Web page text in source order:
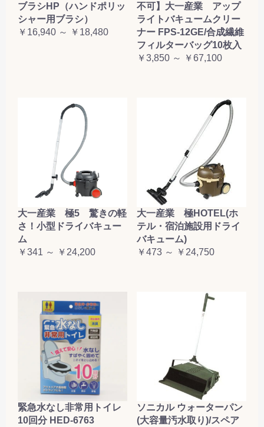
ブラシHP（ハンドポリッ
シャー用ブラシ）
￥16,940 ～ ￥18,480
不可】大一産業 アップ
ライトバキュームクリー
ナー FPS-12GE/合成繊維
フィルターバッグ10枚入
￥3,850 ～ ￥67,100
大一産業 極5 驚きの軽
さ！小型ドライバキュー
ム
￥341 ～ ￥24,200
大一産業 極HOTEL(ホ
テル・宿泊施設用ドライ
バキューム)
￥473 ～ ￥24,750
緊急水なし非常用トイレ
10回分 HED-6763
ソニカル ウォーターパン
(大容量汚水取り)/スペア